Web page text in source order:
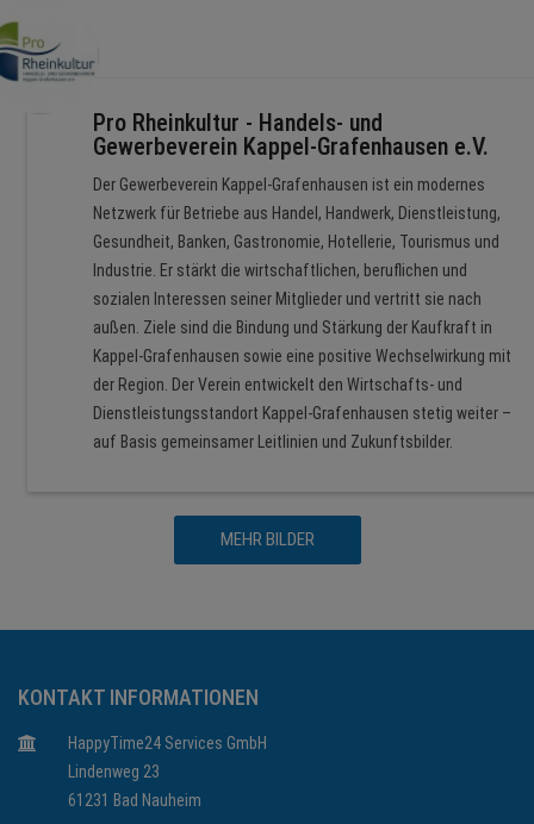
Pro Rheinkultur - Handels- und
Gewerbeverein Kappel-Grafenhausen e.V.
Der Gewerbeverein Kappel-Grafenhausen ist ein modernes
Netzwerk für Betriebe aus Handel, Handwerk, Dienstleistung,
Gesundheit, Banken, Gastronomie, Hotellerie, Tourismus und
Industrie. Er stärkt die wirtschaftlichen, beruflichen und
sozialen Interessen seiner Mitglieder und vertritt sie nach
außen. Ziele sind die Bindung und Stärkung der Kaufkraft in
Kappel-Grafenhausen sowie eine positive Wechselwirkung mit
der Region. Der Verein entwickelt den Wirtschafts- und
Dienstleistungsstandort Kappel-Grafenhausen stetig weiter –
auf Basis gemeinsamer Leitlinien und Zukunftsbilder.
MEHR BILDER
KONTAKT INFORMATIONEN
HappyTime24 Services GmbH
Lindenweg 23
61231 Bad Nauheim